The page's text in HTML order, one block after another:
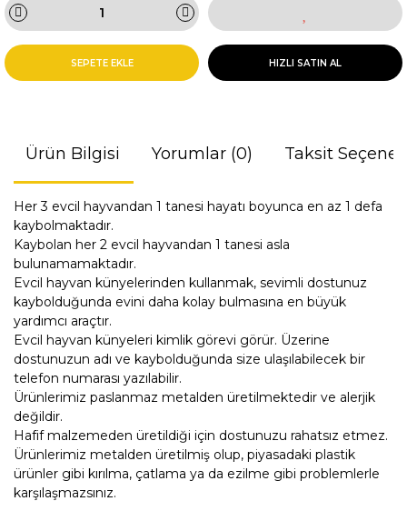
SEPETE EKLE HIZLI SATIN AL
Ürün Bilgisi Yorumlar (0) Taksit
Her 3 evcil hayvandan 1 tanesi hayatı boyunca en az 1 defa
kaybolmaktadır.
Kaybolan her 2 evcil hayvandan 1 tanesi asla
bulunamamaktadır.
Evcil hayvan künyelerinden kullanmak, sevimli dostunuz
kaybolduğunda evini daha kolay bulmasına en büyük
yardımcı araçtır.
Evcil hayvan künyeleri kimlik görevi görür. Üzerine
dostunuzun adı ve kaybolduğunda size ulaşılabilecek bir
telefon numarası yazılabilir.
Ürünlerimiz paslanmaz metalden üretilmektedir ve alerjik
değildir.
Hafif malzemeden üretildiği için dostunuzu rahatsız etmez.
Ürünlerimiz metalden üretilmiş olup, piyasadaki plastik
ürünler gibi kırılma, çatlama ya da ezilme gibi problemlerle
karşılaşmazsınız.